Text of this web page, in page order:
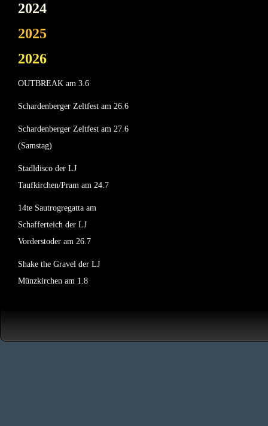
2024
2025
2026
OUTBREAK am 3.6
Schardenberger Zeltfest am 26.6
Schardenberger Zeltfest am 27.6
(Samstag)
Stadldisco der LJ
Taufkirchen/Pram am 24.7
14te Sautrogregatta am
Schafferteich der LJ
Vorderstoder am 26.7
Shake the Gravel der LJ
Münzkirchen am 1.8